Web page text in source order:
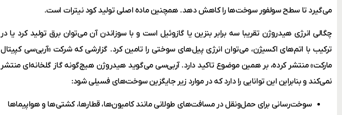
می‌گیرد تا سطح سولفور سوخت‌ها را کاهش دهد. همچنین ماده اصلی تولید کود نیترات است.
چگالی انرژی هیدروژن تقریبا سه برابر بنزین یا گازوئیل است و با سوزاندن آن می‌توان برق تولید کرد یا در
ترکیب با اتم‌های اکسیژن، می‌توان انرژی پیل‌های سوختی را تامین کرد. گزارشی که شرکت «آر‌بی‌سی کپیتال
مارکت» منتشر کرده، بر همین موضوع تاکید دارد. آر‌بی‌سی می‌گوید هیدروژن هیچ‌گونه گاز گلخانه‌ای منتشر
نمی‌کند و بنابراین این توانایی را دارد که در موارد زیر جایگزین سوخت‌های فسیلی شود:
سوخت‌رسانی برای حمل‌ونقل در مسافت‌های طولانی مانند کامیون‌ها، قطارها، کشتی‌ها و هواپیماها